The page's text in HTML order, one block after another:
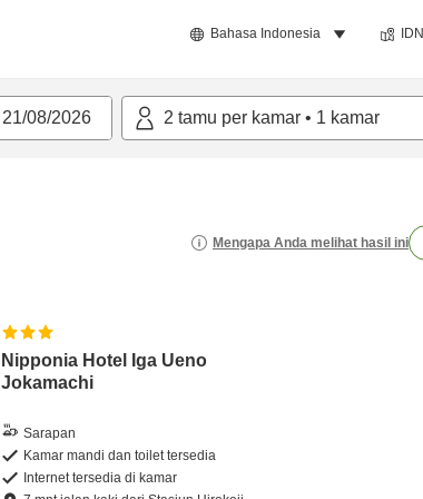
Bahasa Indonesia IDN
21/08/2026 2 tamu per kamar • 1 kamar
Mengapa Anda melihat hasil ini
Nipponia Hotel Iga Ueno
Jokamachi
Sarapan
Kamar mandi dan toilet tersedia
Internet tersedia di kamar